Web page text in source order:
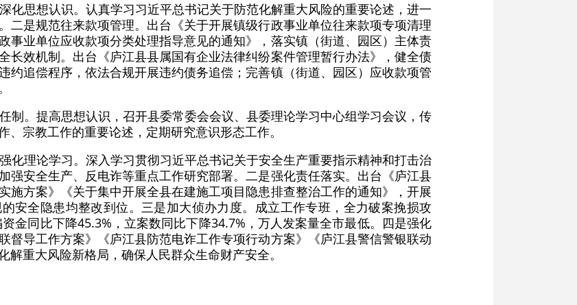
化思想认识。认真学习习近平总书记关于防范化解重大风险的重要论述，进一
二是规范往来款项管理。出台《关于开展镇级行政事业单位往来款项专项清理
事业单位应收款项分类处理指导意见的通知》，落实镇（街道、园区）主体责
长效机制。出台《庐江县县属国有企业法律纠纷案件管理暂行办法》，健全债
约追偿程序，依法合规开展违约债务追偿；完善镇（街道、园区）应收款项管
制。提高思想认识，召开县委常委会会议、县委理论学习中心组学习会议，传
宗教工作的重要论述，定期研究意识形态工作。
化理论学习。深入学习贯彻习近平总书记关于安全生产重要指示精神和打击治
强安全生产、反电诈等重点工作研究部署。二是强化责任落实。出台《庐江县
施方案》《关于集中开展全县在建施工项目隐患排查整治工作的通知》，开展
安全隐患均整改到位。三是加大侦办力度。成立工作专班，全力破案挽损攻
金同比下降45.3%，立案数同比下降34.7%，万人发案量全市最低。四是强化
督导工作方案》《庐江县防范电诈工作专项行动方案》《庐江县警信警银联动
重大风险新格局，确保人民群众生命财产安全。